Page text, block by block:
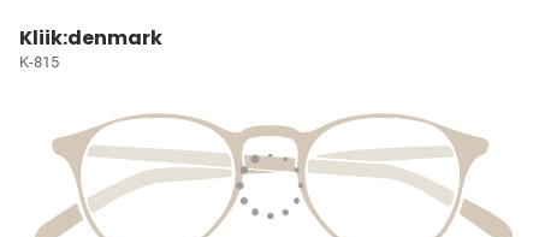
Kliik:denmark
K-815